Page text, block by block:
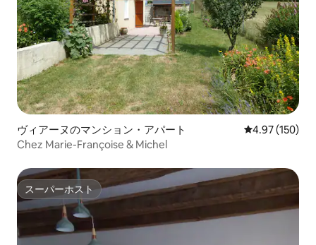
ヴィアーヌのマンション・アパート レビュー150
4.97 (150)
Chez Marie-Françoise & Michel
スーパーホスト
スーパーホスト